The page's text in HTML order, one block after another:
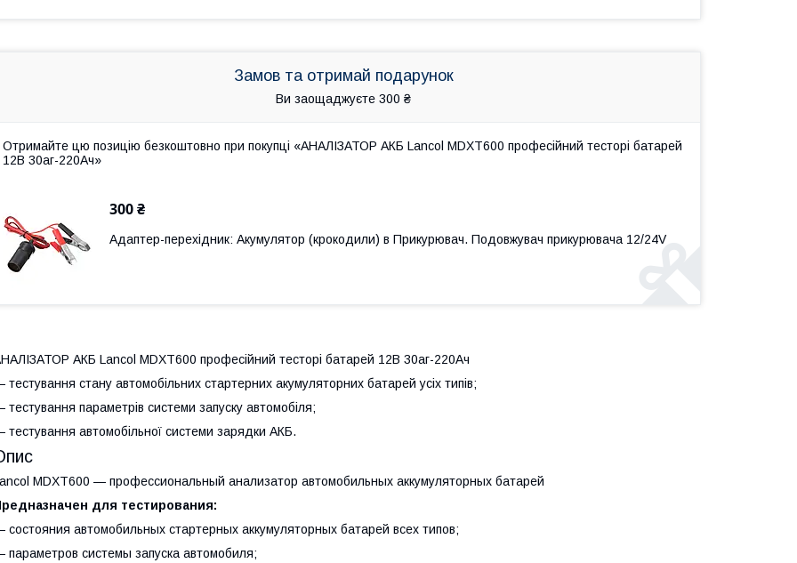
Замов та отримай подарунок
Ви заощаджуєте 300 ₴
Отримайте цю позицію безкоштовно при покупці «АНАЛІЗАТОР АКБ Lancol MDXT600 професійний тесторі батарей
12В 30аг-220Ач»
300 ₴
Адаптер-перехідник: Акумулятор (крокодили) в Прикурювач. Подовжувач прикурювача 12/24V
АКБ Lancol MDXT600 професійний тесторі батарей 12В 30аг-220Ач
тестування стану автомобільних стартерних акумуляторних батарей усіх типів;
тестування параметрів системи запуску автомобіля;
тестування автомобільної системи зарядки АКБ.
MDXT600 — профессиональный анализатор автомобильных аккумуляторных батарей
для тестирования:
состояния автомобильных стартерных аккумуляторных батарей всех типов;
параметров системы запуска автомобиля;